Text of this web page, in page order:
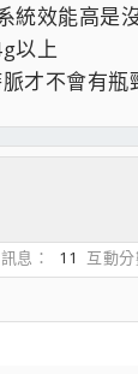
統效能高是
以上
才不會有瓶
訊息 11 互動